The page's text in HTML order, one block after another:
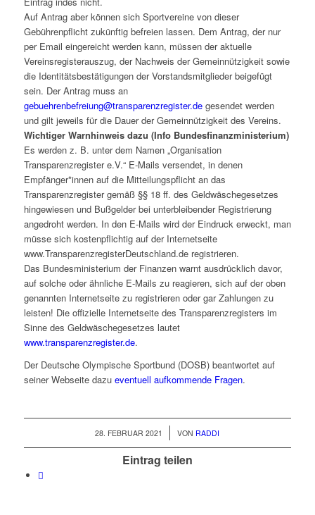
Auf Antrag aber können sich Sportvereine von dieser
Gebührenpflicht zukünftig befreien lassen. Dem Antrag, der nur
per Email eingereicht werden kann, müssen der aktuelle
Vereinsregisterauszug, der Nachweis der Gemeinnützigkeit sowie
die Identitätsbestätigungen der Vorstandsmitglieder beigefügt
sein. Der Antrag muss an
gebuehrenbefreiung@transparenzregister.degesendet werden
und gilt jeweils für die Dauer der Gemeinnützigkeit des Vereins.
Wichtiger Warnhinweis dazu (Info Bundesfinanzministerium)
Es werden z. B. unter dem Namen „Organisation
Transparenzregister e.V.“ E-Mails versendet, in denen
Empfänger*innen auf die Mitteilungspflicht an das
Transparenzregister gemäß §§ 18 ff. des Geldwäschegesetzes
hingewiesen und Bußgelder bei unterbleibender Registrierung
angedroht werden. In den E-Mails wird der Eindruck erweckt, man
müsse sich kostenpflichtig auf der Internetseite
www.TransparenzregisterDeutschland.de registrieren.
Das Bundesministerium der Finanzen warnt ausdrücklich davor,
auf solche oder ähnliche E-Mails zu reagieren, sich auf der oben
genannten Internetseite zu registrieren oder gar Zahlungen zu
leisten! Die offizielle Internetseite des Transparenzregisters im
Sinne des Geldwäschegesetzes lautet
www.transparenzregister.de.
Der Deutsche Olympische Sportbund (DOSB) beantwortet auf
seiner Webseite dazu eventuell aufkommende Fragen.
28. FEBRUAR 2021
/ VON RADDI
Eintrag teilen